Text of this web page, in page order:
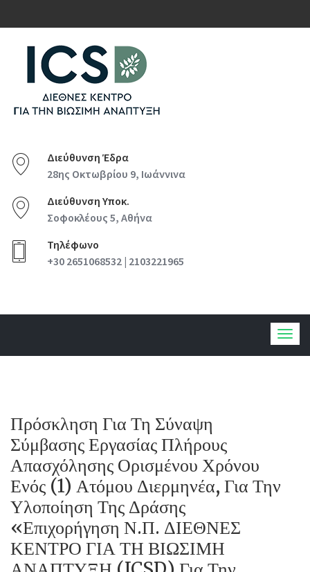
Διεύθυνση Έδρα
28ης Οκτωβρίου 9, Ιωάννινα
Διεύθυνση Υποκ.
Σοφοκλέους 5, Αθήνα
Τηλέφωνο
+30 2651068532 | 2103221965
Πρόσκληση Για Τη Σύναψη
Σύμβασης Εργασίας Πλήρους
Απασχόλησης Ορισμένου Χρόνου
Ενός (1) Ατόμου Διερμηνέα, Για Την
Υλοποίηση Της Δράσης
«Επιχορήγηση Ν.Π. ΔΙΕΘΝΕΣ
ΚΕΝΤΡΟ ΓΙΑ ΤΗ ΒΙΩΣΙΜΗ